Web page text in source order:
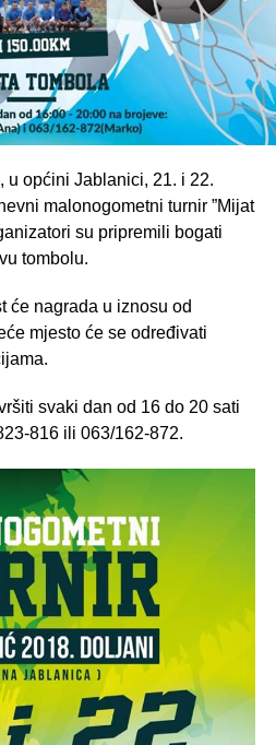
u općini Jablanici, 21. i 22.
malonogometni turnir ”Mijat
su pripremili bogati
tombolu.
će nagrada u iznosu od
mjesto će se određivati
svaki dan od 16 do 20 sati
816 ili 063/162-872.